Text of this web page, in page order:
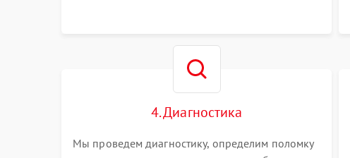
4. Диагностика
Мы проведем диагностику, определим поломку